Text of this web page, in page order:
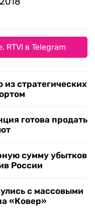
в Telegram
стратегических
готова продать
сумму убытков
России
с массовыми
«Ковер»